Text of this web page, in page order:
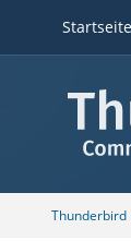
Startseite
Thunderbird